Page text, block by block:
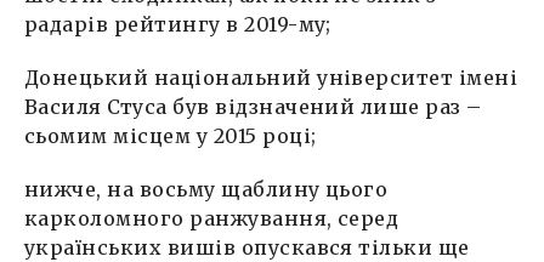
радарів рейтингу в 2019-му;
Донецький національний університет імені
Василя Стуса був відзначений лише раз –
сьомим місцем у 2015 році;
нижче, на восьму щаблину цього
карколомного ранжування, серед
українських вишів опускався тільки ще